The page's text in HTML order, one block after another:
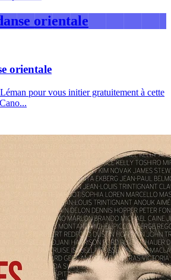
orientale
orientale
pour vous initier gratuitement à cette
...